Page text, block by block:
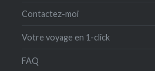
Contactez-moi
Votre voyage en 1-click
FAQ